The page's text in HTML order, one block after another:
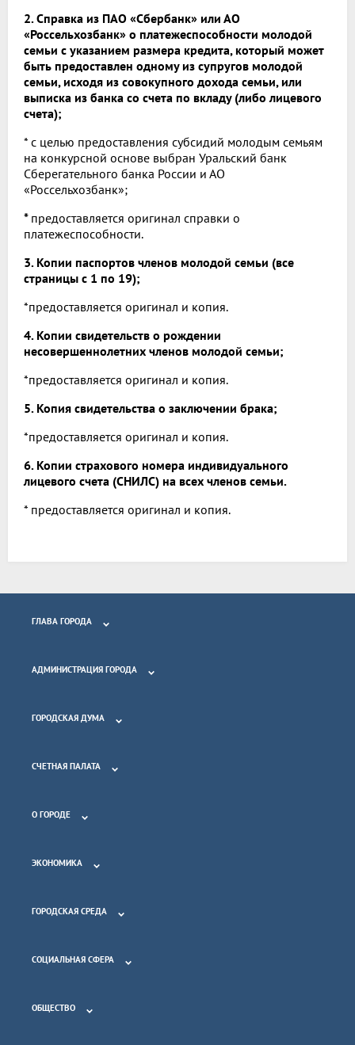
2. Справка из ПАО «Сбербанк» или АО
«Россельхозбанк» о платежеспособности молодой
семьи с указанием размера кредита, который может
быть предоставлен одному из супругов молодой
семьи, исходя из совокупного дохода семьи, или
выписка из банка со счета по вкладу (либо лицевого
счета);
* с целью предоставления субсидий молодым семьям
на конкурсной основе выбран Уральский банк
Сберегательного банка России и АО
«Россельхозбанк»;
* предоставляется оригинал справки о
платежеспособности.
3. Копии паспортов членов молодой семьи (все
страницы с 1 по 19);
*предоставляется оригинал и копия.
4. Копии свидетельств о рождении
несовершеннолетних членов молодой семьи;
*предоставляется оригинал и копия.
5. Копия свидетельства о заключении брака;
*предоставляется оригинал и копия.
6. Копии страхового номера индивидуального
лицевого счета (СНИЛС) на всех членов семьи.
* предоставляется оригинал и копия.
ГЛАВА ГОРОДА
АДМИНИСТРАЦИЯ ГОРОДА
ГОРОДСКАЯ ДУМА
СЧЕТНАЯ ПАЛАТА
О ГОРОДЕ
ЭКОНОМИКА
ГОРОДСКАЯ СРЕДА
СОЦИАЛЬНАЯ СФЕРА
ОБЩЕСТВО